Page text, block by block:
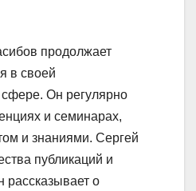
продолжает
в своей
Он регулярно
и семинарах,
и знаниями. Сергей
публикаций и
рассказывает о